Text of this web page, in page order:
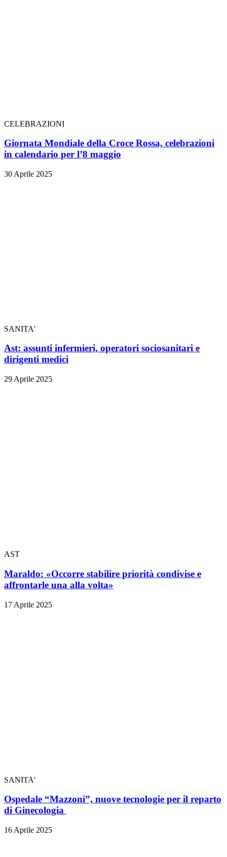
CELEBRAZIONI
Giornata Mondiale della Croce Rossa, celebrazioni
in calendario per l’8 maggio
30 Aprile 2025
SANITA'
Ast: assunti infermieri, operatori sociosanitari e
dirigenti medici
29 Aprile 2025
AST
Maraldo: «Occorre stabilire priorità condivise e
affrontarle una alla volta»
17 Aprile 2025
SANITA'
Ospedale “Mazzoni”, nuove tecnologie per il reparto
di Ginecologia
16 Aprile 2025